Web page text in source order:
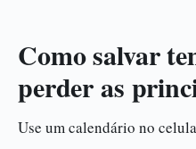
Como salvar
perder as
Use um calendário no